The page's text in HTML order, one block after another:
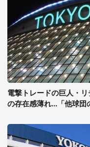
電撃トレードの巨人・
の存在感薄れ...「他球